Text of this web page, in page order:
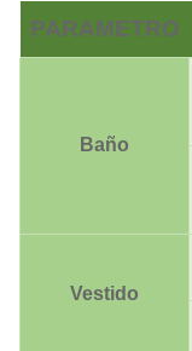
PARAMETRO
Baño
Vestido